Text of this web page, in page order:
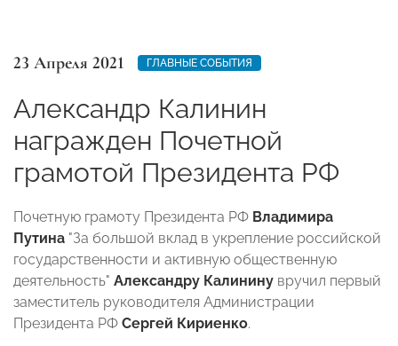
23 Апреля 2021 ГЛАВНЫЕ СОБЫТИЯ
Александр Калинин
награжден Почетной
грамотой Президента РФ
Почетную грамоту Президента РФ Владимира
Путина "За большой вклад в укрепление российской
государственности и активную общественную
деятельность" Александру Калинину вручил первый
заместитель руководителя Администрации
Президента РФ Сергей Кириенко.